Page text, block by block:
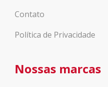
Contato
Política de Privacidade
Nossas marcas